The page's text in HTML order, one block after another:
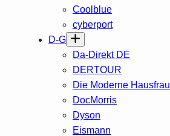
Coolblue
cyberport
D-G
Da-Direkt DE
DERTOUR
Die Moderne Hausfrau
DocMorris
Dyson
Eismann